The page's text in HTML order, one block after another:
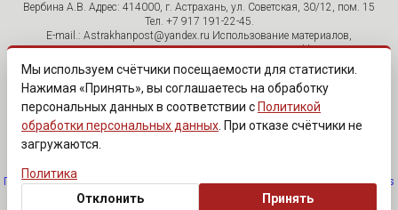
Вербина А.В. Адрес: 414000, г. Астрахань, ул. Советская, 30/12, пом. 15
Тел. +7 917 191-22-45.
E-mail.: Astrakhanpost@yandex.ru Использование материалов,
размещенных на страницах сетевого издания «Astrakhanpost»,
допускается исключительно с указанием источника и публикацией
активной гиперссылки на портал Astrakhanpost.ru. Комментарии
читателей сайта размещаются без предварительного редактирования.
Редакция оставляет за собой право удалить их с сайта или
отредактировать, если указанные сообщения нарушают законы РФ.
«САЙТ ПРЕДНАЗНАЧЕН ДЛЯ АУДИТОРИИ 18+»
Политика обработки персональных данных·Изменить согласие на cookies
Мы используем счётчики посещаемости для статистики.
Нажимая «Принять», вы соглашаетесь на обработку
персональных данных в соответствии с Политикой
обработки персональных данных . При отказе счётчики не
загружаются.
Политика
Отклонить
Принять